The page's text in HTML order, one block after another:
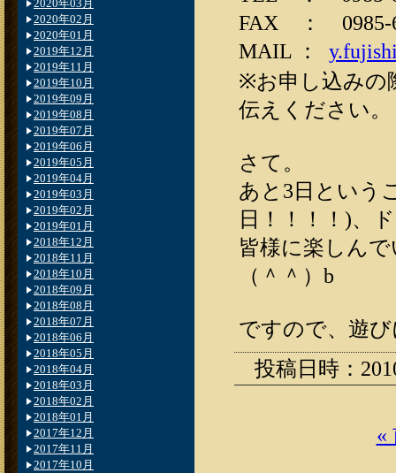
FAX ： 0985-
MAIL ：
※お申し込みの
伝えください。
さて。
あと3日という
日！！！！)、
皆様に楽しん
（＾＾）b
ですので、遊
投稿日時：
«
2020年03月
2020年02月
2020年01月
2019年12月
2019年11月
2019年10月
2019年09月
2019年08月
2019年07月
2019年06月
2019年05月
2019年04月
2019年03月
2019年02月
2019年01月
2018年12月
2018年11月
2018年10月
2018年09月
2018年08月
2018年07月
2018年06月
2018年05月
2018年04月
2018年03月
2018年02月
2018年01月
2017年12月
2017年11月
2017年10月